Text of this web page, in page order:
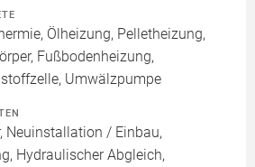
Ölheizung, Pelletheizung,
Fußbodenheizung,
Umwälzpumpe
Neuinstallation / Einbau,
Hydraulischer Abgleich,